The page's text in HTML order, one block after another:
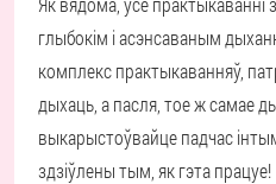
глыбокім і асэнсаваным
комплекс практыкаванняў,
дыхаць, а пасля, тое ж самае
выкарыстоўвайце падчас
здзіўлены тым, як гэта працуе!